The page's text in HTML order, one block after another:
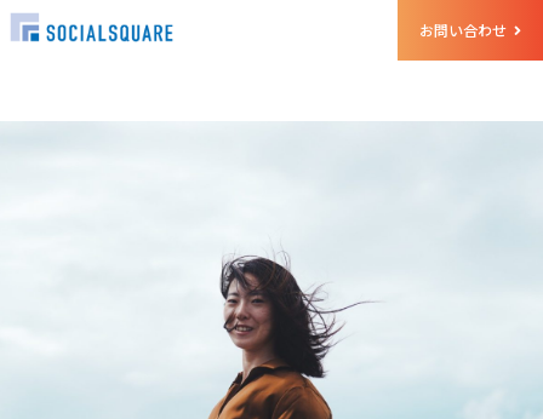
お問い合わせ
クルー 飯田 望見